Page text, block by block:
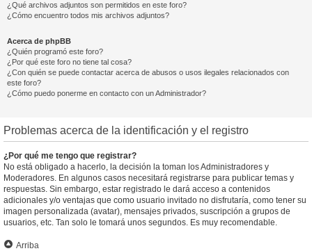
¿Qué archivos adjuntos son permitidos en este foro?
¿Cómo encuentro todos mis archivos adjuntos?
Acerca de phpBB
¿Quién programó este foro?
¿Por qué este foro no tiene tal cosa?
¿Con quién se puede contactar acerca de abusos o usos ilegales relacionados con
este foro?
¿Cómo puedo ponerme en contacto con un Administrador?
Problemas acerca de la identificación y el registro
¿Por qué me tengo que registrar?
No está obligado a hacerlo, la decisión la toman los Administradores y
Moderadores. En algunos casos necesitará registrarse para publicar temas y
respuestas. Sin embargo, estar registrado le dará acceso a contenidos
adicionales y/o ventajas que como usuario invitado no disfrutaría, como tener su
imagen personalizada (avatar), mensajes privados, suscripción a grupos de
usuarios, etc. Tan solo le tomará unos segundos. Es muy recomendable.
Arriba